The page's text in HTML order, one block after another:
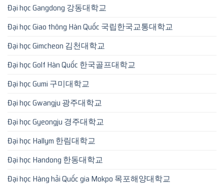
Đại học Gangdong 강동대학교
Đại học Giao thông Hàn Quốc 국립한국교통대학교
Đại học Gimcheon 김천대학교
Đại học Golf Hàn Quốc 한국골프대학교
Đại học Gumi 구미대학교
Đại học Gwangju 광주대학교
Đại học Gyeongju 경주대학교
Đại học Hallym 한림대학교
Đại học Handong 한동대학교
Đại học Hàng hải Quốc gia Mokpo 목포해양대학교